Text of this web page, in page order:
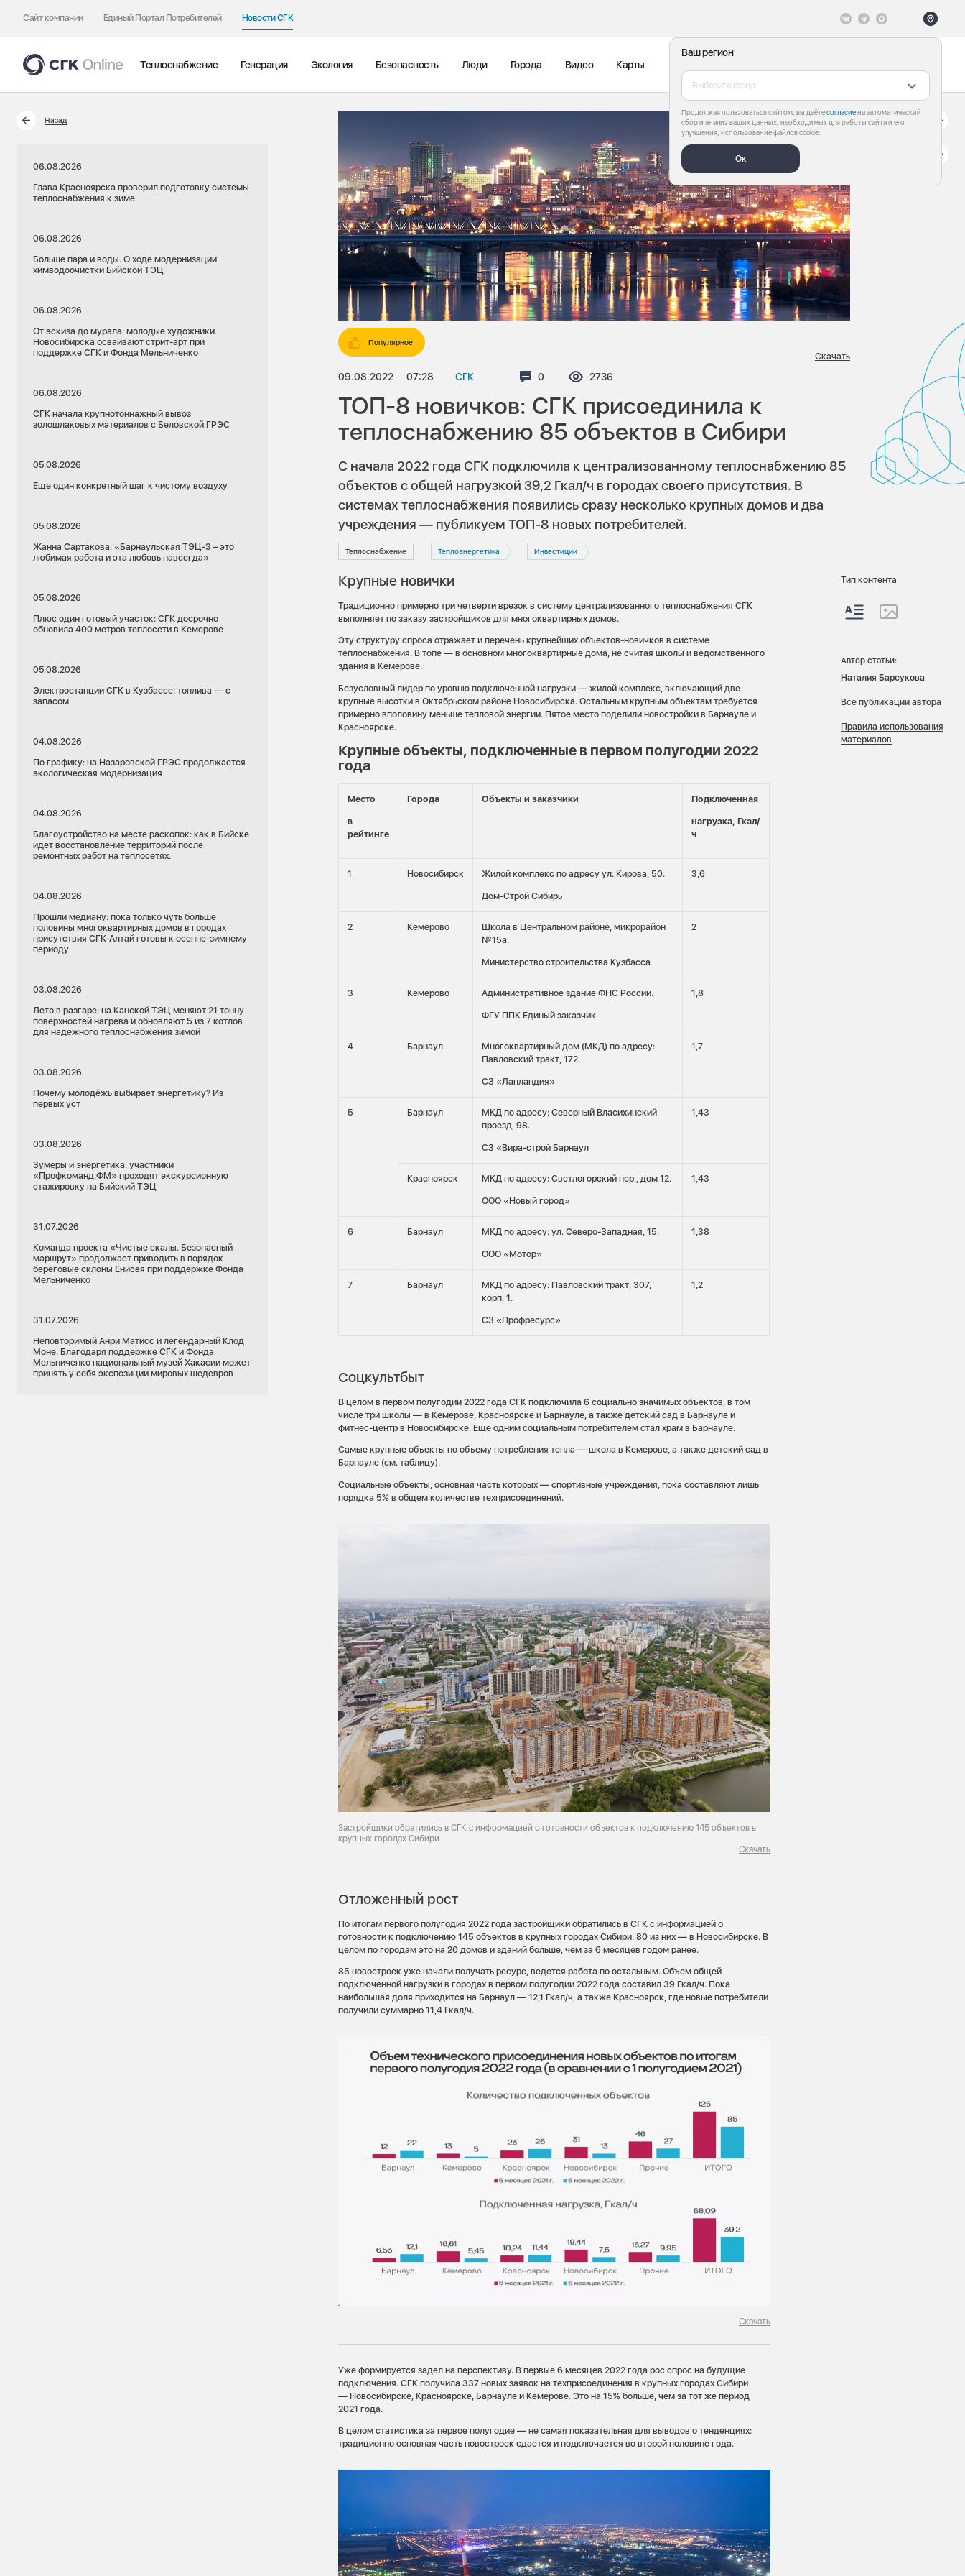
Сайт компании Единый Портал Потребителей Новости СГК
Ваш регион
Выберите город
Продолжая пользоваться сайтом, вы даётесогласиена автоматический
сбор и анализ ваших данных, необходимых для работы сайта и его
улучшения, использование файлов cookie.
Ок
Теплоснабжение Генерация Экология Безопасность Люди Города Видео Карты
Назад
06.08.2026
Глава Красноярска проверил подготовку системы
теплоснабжения к зиме
06.08.2026
Больше пара и воды. О ходе модернизации
химводоочистки Бийской ТЭЦ
06.08.2026
От эскиза до мурала: молодые художники
Новосибирска осваивают стрит-арт при
поддержке СГК и Фонда Мельниченко
06.08.2026
СГК начала крупнотоннажный вывоз
золошлаковых материалов с Беловской ГРЭС
05.08.2026
Еще один конкретный шаг к чистому воздуху
05.08.2026
Жанна Сартакова: «Барнаульская ТЭЦ-3 – это
любимая работа и эта любовь навсегда»
05.08.2026
Плюс один готовый участок: СГК досрочно
обновила 400 метров теплосети в Кемерове
05.08.2026
Электростанции СГК в Кузбассе: топлива — с
запасом
04.08.2026
По графику: на Назаровской ГРЭС продолжается
экологическая модернизация
04.08.2026
Благоустройство на месте раскопок: как в Бийске
идет восстановление территорий после
ремонтных работ на теплосетях.
04.08.2026
Прошли медиану: пока только чуть больше
половины многоквартирных домов в городах
присутствия СГК-Алтай готовы к осенне-зимнему
периоду
03.08.2026
Лето в разгаре: на Канской ТЭЦ меняют 21 тонну
поверхностей нагрева и обновляют 5 из 7 котлов
для надежного теплоснабжения зимой
03.08.2026
Почему молодёжь выбирает энергетику? Из
первых уст
03.08.2026
Зумеры и энергетика: участники
«Профкоманд.ФМ» проходят экскурсионную
стажировку на Бийский ТЭЦ
31.07.2026
Команда проекта «Чистые скалы. Безопасный
маршрут» продолжает приводить в порядок
береговые склоны Енисея при поддержке Фонда
Мельниченко
31.07.2026
Неповторимый Анри Матисс и легендарный Клод
Моне. Благодаря поддержке СГК и Фонда
Мельниченко национальный музей Хакасии может
принять у себя экспозиции мировых шедевров
Популярное
09.08.2022 07:28 СГК Комментариев:
0 Просмотров:
2736
Скачать
ТОП-8 новичков: СГК присоединила к
теплоснабжению 85 объектов в Сибири
С начала 2022 года СГК подключила к централизованному теплоснабжению 85
объектов с общей нагрузкой 39,2 Гкал/ч в городах своего присутствия. В
системах теплоснабжения появились сразу несколько крупных домов и два
учреждения — публикуем ТОП-8 новых потребителей.
Теплоснабжение Теплоэнергетика Инвестиции
Крупные новички
Традиционно примерно три четверти врезок в систему централизованного теплоснабжения СГК
выполняет по заказу застройщиков для многоквартирных домов.
Эту структуру спроса отражает и перечень крупнейших объектов-новичков в системе
теплоснабжения. В топе — в основном многоквартирные дома, не считая школы и ведомственного
здания в Кемерове.
Безусловный лидер по уровню подключенной нагрузки — жилой комплекс, включающий две
крупные высотки в Октябрьском районе Новосибирска. Остальным крупным объектам требуется
примерно вполовину меньше тепловой энергии. Пятое место поделили новостройки в Барнауле и
Красноярске.
Крупные объекты, подключенные в первом полугодии 2022
года
Место
в
рейтинге
Города Объекты и заказчики Подключенная
нагрузка, Гкал/
ч
1 Новосибирск Жилой комплекс по адресу ул. Кирова, 50.
Дом-Строй Сибирь
3,6
2 Кемерово
Школа в Центральном районе, микрорайон
№15а.
Министерство строительства Кузбасса
2
3 Кемерово Административное здание ФНС России.
ФГУ ППК Единый заказчик
1,8
4 Барнаул
Многоквартирный дом (МКД) по адресу:
Павловский тракт, 172.
СЗ «Лапландия»
1,7
5 Барнаул
МКД по адресу: Северный Власихинский
проезд, 98.
СЗ «Вира-строй Барнаул
1,43
Красноярск МКД по адресу: Светлогорский пер., дом 12.
ООО «Новый город»
1,43
6 Барнаул МКД по адресу: ул. Северо-Западная, 15.
ООО «Мотор»
1,38
7 Барнаул
МКД по адресу: Павловский тракт, 307,
корп. 1.
СЗ «Профресурс»
1,2
Соцкультбыт
В целом в первом полугодии 2022 года СГК подключила 6 социально значимых объектов, в том
числе три школы — в Кемерове, Красноярске и Барнауле, а также детский сад в Барнауле и
фитнес-центр в Новосибирске. Еще одним социальным потребителем стал храм в Барнауле.
Самые крупные объекты по объему потребления тепла — школа в Кемерове, а также детский сад в
Барнауле (см. таблицу).
Социальные объекты, основная часть которых — спортивные учреждения, пока составляют лишь
порядка 5% в общем количестве техприсоединений.
Застройщики обратились в СГК с информацией о готовности объектов к подключению 145 объектов в
крупных городах Сибири
Скачать
Отложенный рост
По итогам первого полугодия 2022 года застройщики обратились в СГК с информацией о
готовности к подключению 145 объектов в крупных городах Сибири, 80 из них — в Новосибирске. В
целом по городам это на 20 домов и зданий больше, чем за 6 месяцев годом ранее.
85 новостроек уже начали получать ресурс, ведется работа по остальным. Объем общей
подключенной нагрузки в городах в первом полугодии 2022 года составил 39 Гкал/ч. Пока
наибольшая доля приходится на Барнаул — 12,1 Гкал/ч, а также Красноярск, где новые потребители
получили суммарно 11,4 Гкал/ч.
Скачать
Уже формируется задел на перспективу. В первые 6 месяцев 2022 года рос спрос на будущие
подключения. СГК получила 337 новых заявок на техприсоединения в крупных городах Сибири
— Новосибирске, Красноярске, Барнауле и Кемерове. Это на 15% больше, чем за тот же период
2021 года.
В целом статистика за первое полугодие — не самая показательная для выводов о тенденциях:
традиционно основная часть новостроек сдается и подключается во второй половине года.
Тип контента
Автор статьи:
Наталия Барсукова
Все публикации автора
Правила использования
материалов